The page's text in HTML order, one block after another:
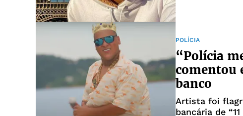
POLÍCIA
“Polícia
comentou
banco
Artista foi
bancária de